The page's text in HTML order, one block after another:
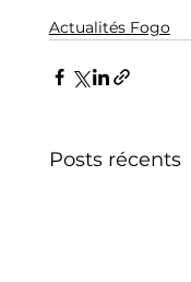
Actualités Fogo
Posts récents